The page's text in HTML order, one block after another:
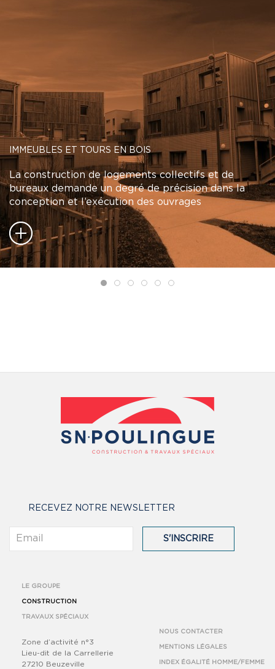
IMMEUBLES ET TOURS EN BOIS
La construction de logements collectifs et de
bureaux demande un degré de précision dans la
conception et l’exécution des ouvrages
RECEVEZ NOTRE NEWSLETTER
S'INSCRIRE
LE GROUPE
CONSTRUCTION
TRAVAUX SPÉCIAUX
Zone d’activité n°3
Lieu-dit de la Carrellerie
27210 Beuzeville
NOUS CONTACTER
MENTIONS LÉGALES
INDEX ÉGALITÉ HOMME/FEMME